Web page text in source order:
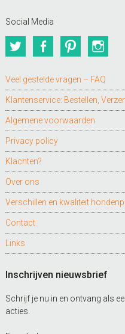
Social Media
TwitterFacebook
Veel gestelde vragen – FAQ
Klantenservice: Bestellen,
Algemene voorwaarden
Privacy policy
Klachten?
Over ons
Verschillen en kwaliteit
Contact
Links
Inschrijven nieuwsbrief
Schrijf je nu in en ontvang als
acties.